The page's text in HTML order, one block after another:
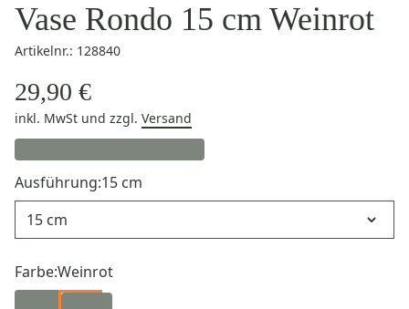
Vase Rondo 15 cm Weinrot
Artikelnr.: 128840
29,90 €
inkl. MwSt und zzgl. Versand
Ausführung:15 cm
Farbe:Weinrot